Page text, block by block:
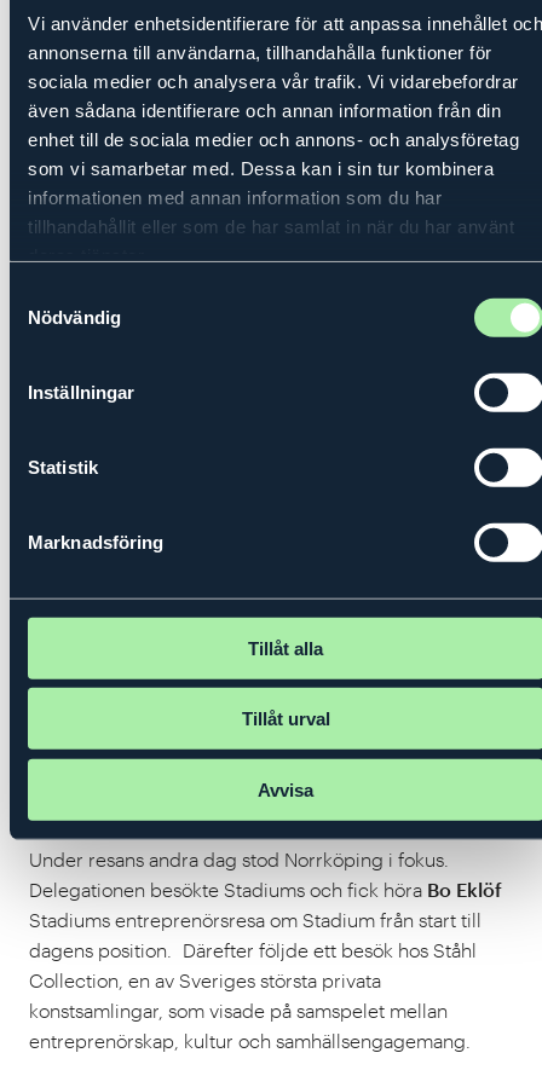
Vi använder enhetsidentifierare för att anpassa innehållet och
annonserna till användarna, tillhandahålla funktioner för
sociala medier och analysera vår trafik. Vi vidarebefordrar
även sådana identifierare och annan information från din
enhet till de sociala medier och annons- och analysföretag
som vi samarbetar med. Dessa kan i sin tur kombinera
informationen med annan information som du har
tillhandahållit eller som de har samlat in när du har använt
Nödvändig
Inställningar
Statistik
Marknadsföring
Tillåt alla
Tillåt urval
Avvisa
Vision, Renasens och Qulinda presentera sina start-ups
och sin resa att driva företag med Linköping som bas.
Dagen avslutades med Entreprenörssamtal, där
företagsledare, entreprenörer, studenter och
skolrepresentanter möttes för dialog och
erfarenhetsutbyte. Samtalen modererades avH.K.H.
Prins Daniel med och LEADs vdCatharina Sandberg,
och gav utrymme för både personliga berättelser och
inspiratörerna
Patrick
Under resans andra dag stod Norrköping i fokus.
Delegationen besökte Stadiums och fick höra Bo Eklöf
Stadiums entreprenörsresa om Stadium från start till
dagens position. Därefter följde ett besök hos Ståhl
Collection, en av Sveriges största privata
konstsamlingar, som visade på samspelet mellan
entreprenörskap, kultur och samhällsengagemang.